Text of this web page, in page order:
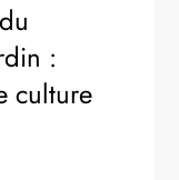
:
culture